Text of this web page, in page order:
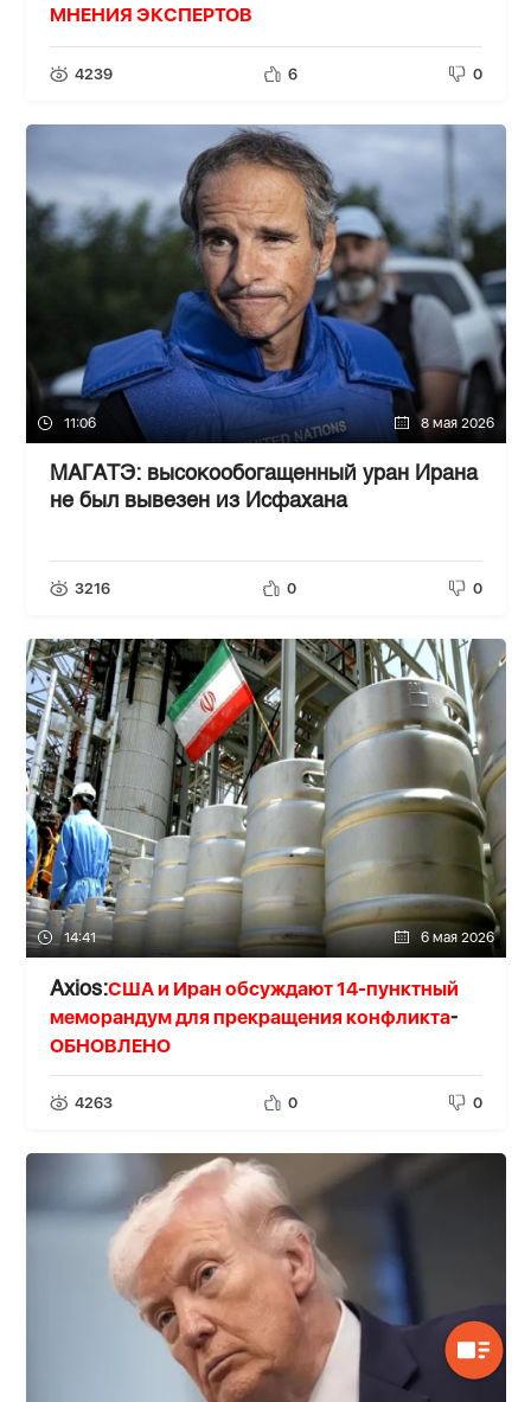
МНЕНИЯ ЭКСПЕРТОВ
4239 6 0
11:06 8 мая 2026
МАГАТЭ: высокообогащенный уран Ирана
не был вывезен из Исфахана
3216 0 0
14:41 6 мая 2026
Axios:США и Иран обсуждают 14-пунктный
меморандум для прекращения конфликта-
ОБНОВЛЕНО
4263 0 0